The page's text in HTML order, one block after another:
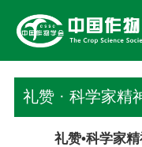
礼赞 · 科学家精
礼赞•科学家